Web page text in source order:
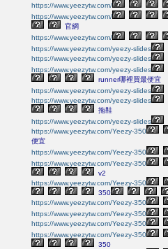
https://www.yeezytw.com/
https://www.yeezytw.com/
官網
https://www.yeezytw.com/
https://www.yeezytw.com/yeezy-slides
https://www.yeezytw.com/yeezy-slides
https://www.yeezytw.com/yeezy-slides
runner哪裡買最便宜
https://www.yeezytw.com/yeezy-slides
https://www.yeezytw.com/yeezy-slides
拖鞋
https://www.yeezytw.com/yeezy-slides
https://www.yeezytw.com/Yeezy-350
便宜
https://www.yeezytw.com/Yeezy-350
https://www.yeezytw.com/Yeezy-350
v2
https://www.yeezytw.com/Yeezy-350
350
https://www.yeezytw.com/Yeezy-350
https://www.yeezytw.com/Yeezy-350
https://www.yeezytw.com/Yeezy-350
https://www.yeezytw.com/Yeezy-350
350